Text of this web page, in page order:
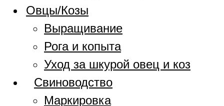
Овцы/Козы
Выращивание
Рога и копыта
Уход за шкурой овец и коз
Свиноводство
Маркировка